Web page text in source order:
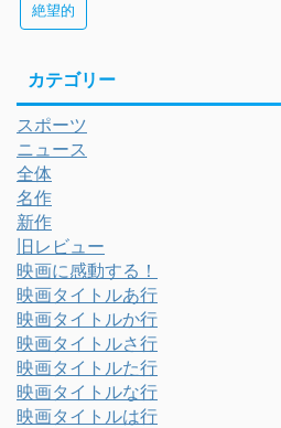
絶望的
カテゴリー
スポーツ
ニュース
全体
名作
新作
旧レビュー
映画に感動する！
映画タイトルあ行
映画タイトルか行
映画タイトルさ行
映画タイトルた行
映画タイトルな行
映画タイトルは行